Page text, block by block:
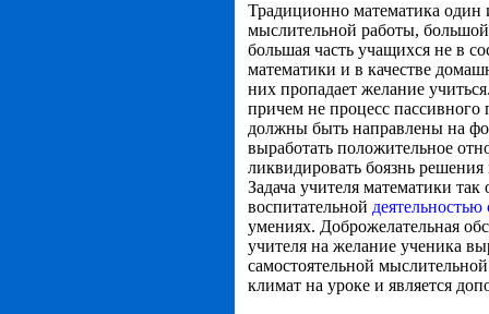
Традиционно математика
мыслительной работы,
большая часть учащихся не в
математики и в качестве
них пропадает желание
причем не процесс пассивного
должны быть направлены на
выработать положительное
ликвидировать боязнь
Задача учителя математики
воспитательной деятельностью
умениях. Доброжелательная
учителя на желание ученика
самостоятельной
климат на уроке и является